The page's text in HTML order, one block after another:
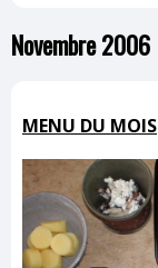
Novembre 2006
MENU DU MOIS